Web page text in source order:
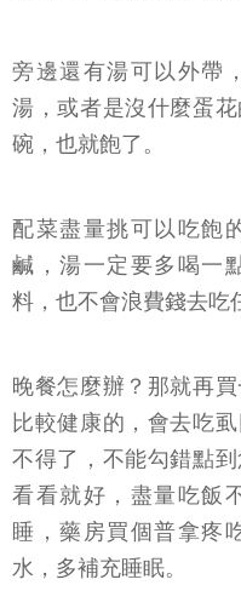
旁邊還有湯可以外帶
湯，或者是沒什麼蛋
碗，也就飽了。
配菜盡量挑可以吃飽
鹹，湯一定要多喝一
料，也不會浪費錢去吃
晚餐怎麼辦？那就再
比較健康的，會去吃
不得了，不能勾錯點
看看就好，盡量吃飯
睡，藥房買個普拿疼
水，多補充睡眠。